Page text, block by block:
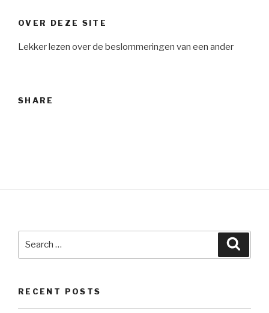
OVER DEZE SITE
Lekker lezen over de beslommeringen van een ander
SHARE
RECENT POSTS